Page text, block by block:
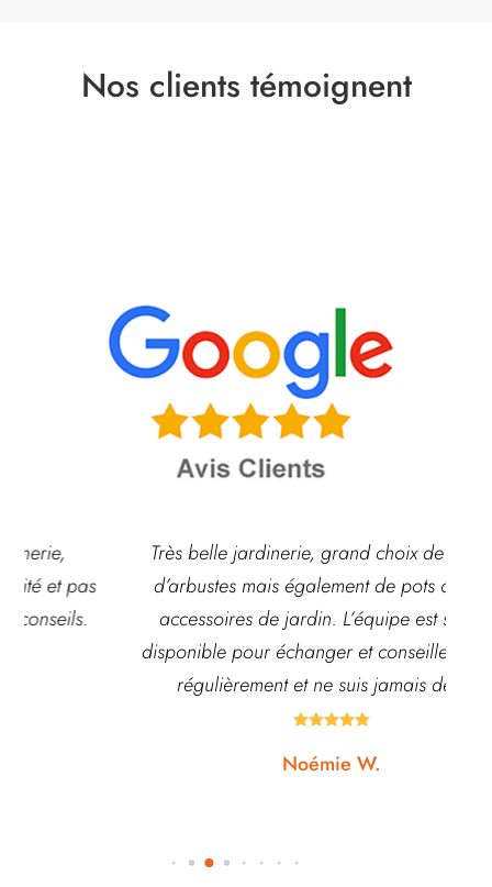
Nos clients témoignent
Très belle jardinerie, grand choix de fleurs et
d’arbustes mais également de pots ou autre
accessoires de jardin. L’équipe est souvent
disponible pour échanger et conseiller. J’y vais
régulièrement et ne suis jamais déçue.
Noémie W.